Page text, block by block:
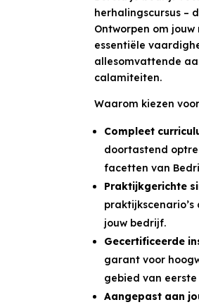
herhalingscursus –
Ontworpen om
essentiële
allesomvattende
calamiteiten.
Waarom kiezen
Compleet
doortastend
facetten van
Praktijkgerichte
jouw bedrijf.
Gecertificeerde
garant voor
gebied van
Aangepast aan